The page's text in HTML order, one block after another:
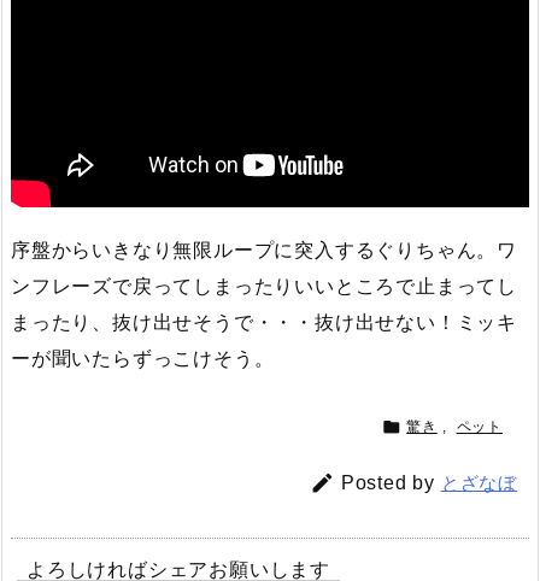
序盤からいきなり無限ループに突入するぐりちゃん。ワ
ンフレーズで戻ってしまったりいいところで止まってし
まったり、抜け出せそうで・・・抜け出せない！ミッキ
ーが聞いたらずっこけそう。
 驚き , ペット
 Posted by とざなぼ
よろしければシェアお願いします